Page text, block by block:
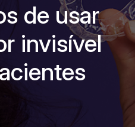
de usar
invisível